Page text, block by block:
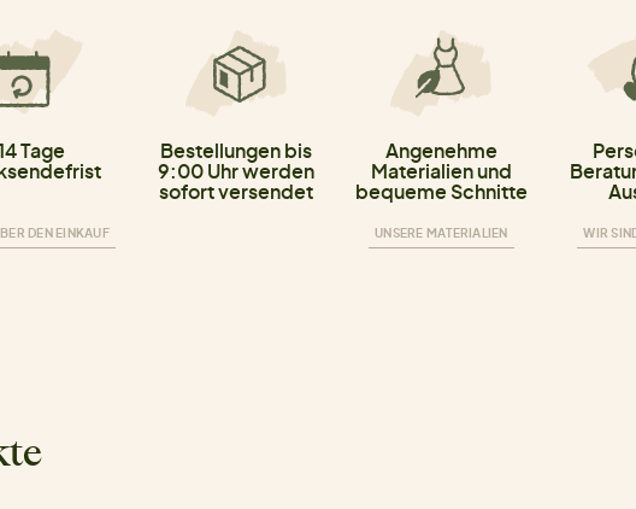
Tage
DEN EINKAUF
Bestellungen bis
9:00 Uhr werden
sofort versendet
Angenehme
Materialien und
bequeme Schnitte
UNSERE MATERIALIEN WIR